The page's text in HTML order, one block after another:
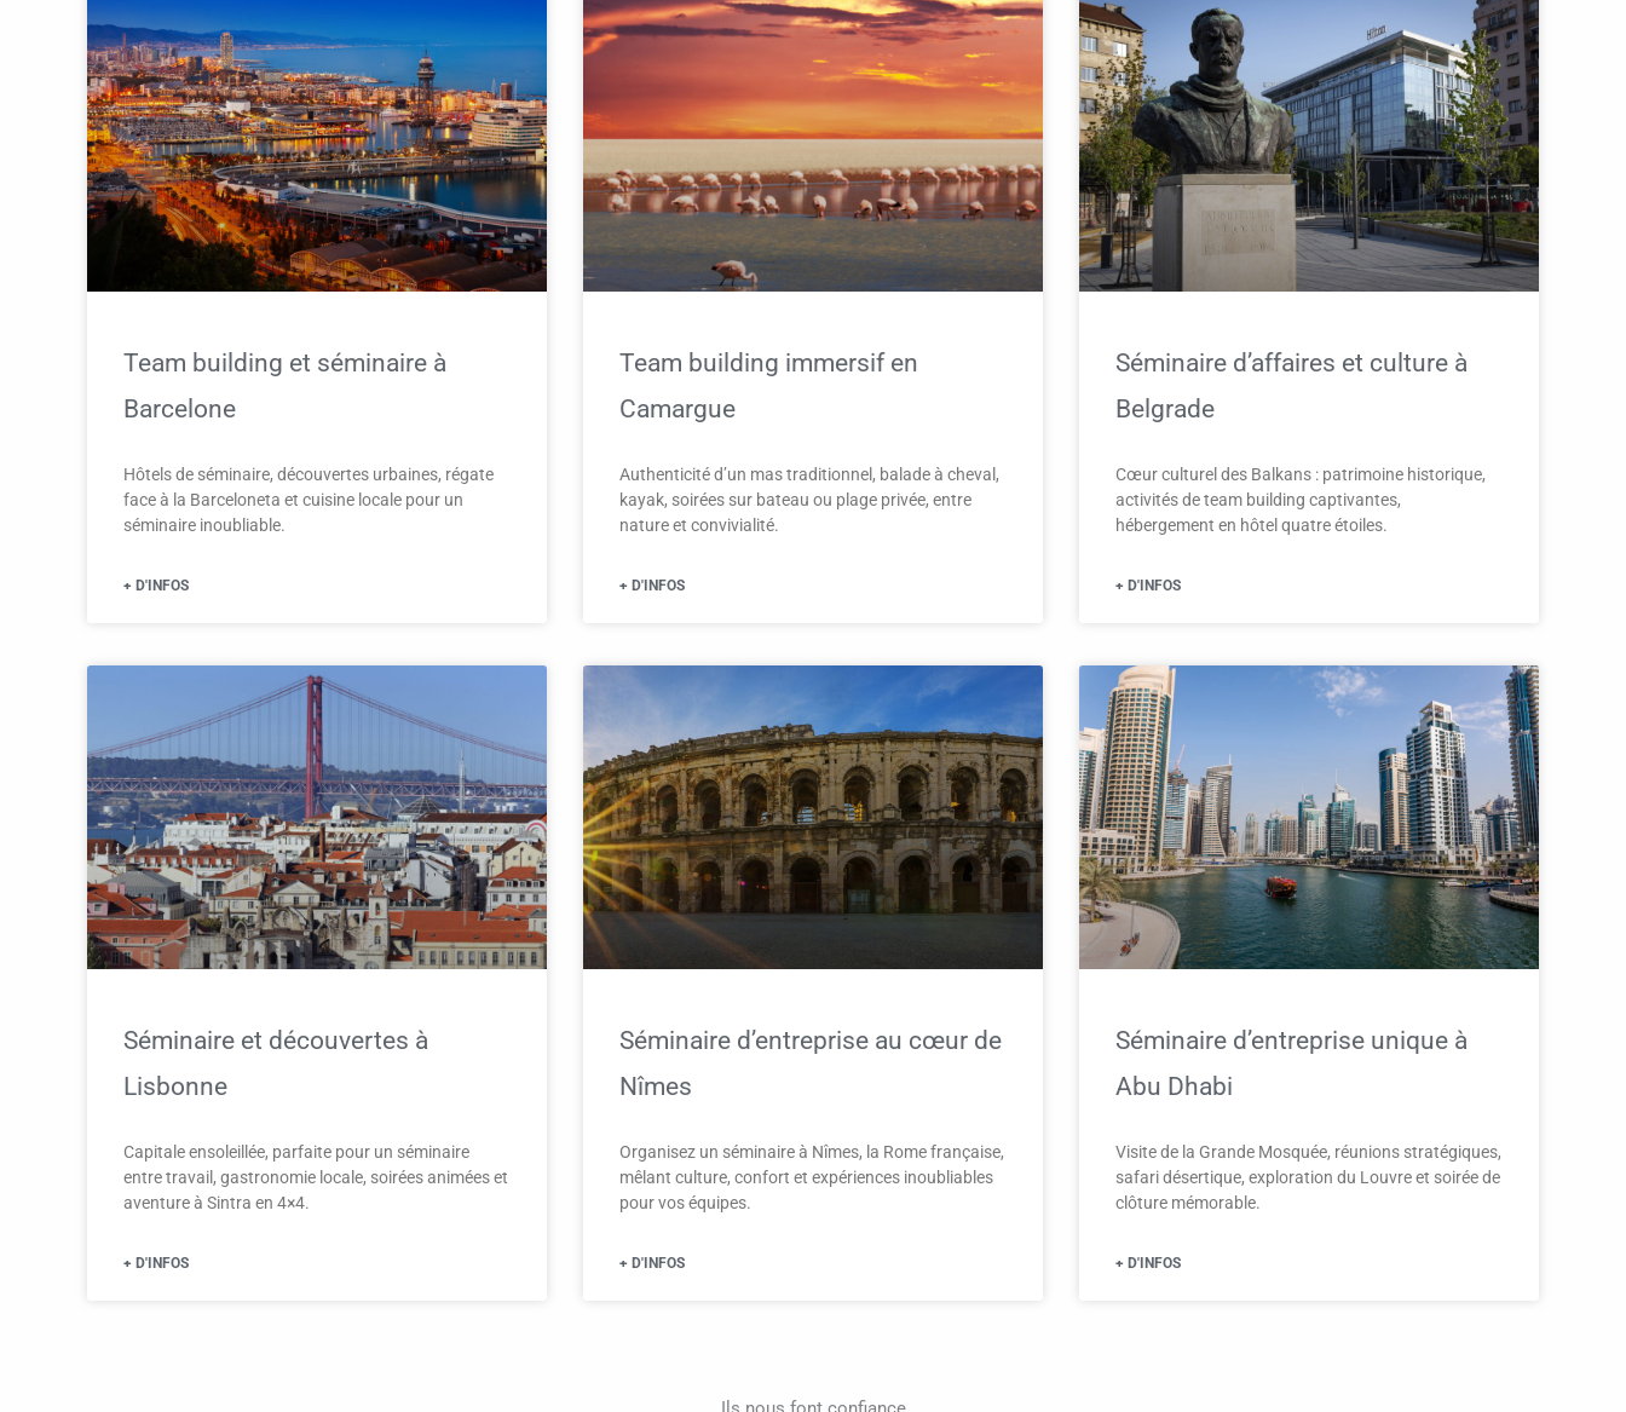
Team building et séminaire à
Barcelone
Hôtels de séminaire, découvertes urbaines, régate
face à la Barceloneta et cuisine locale pour un
séminaire inoubliable.
+ D'INFOS
Team building immersif en
Camargue
Authenticité d’un mas traditionnel, balade à cheval,
kayak, soirées sur bateau ou plage privée, entre
nature et convivialité.
+ D'INFOS
Séminaire d’affaires et culture à
Belgrade
Cœur culturel des Balkans : patrimoine historique,
activités de team building captivantes,
hébergement en hôtel quatre étoiles.
+ D'INFOS
Séminaire et découvertes à
Lisbonne
Capitale ensoleillée, parfaite pour un séminaire
entre travail, gastronomie locale, soirées animées et
aventure à Sintra en 4×4.
+ D'INFOS
Séminaire d’entreprise au cœur de
Nîmes
Organisez un séminaire à Nîmes, la Rome française,
mêlant culture, confort et expériences inoubliables
pour vos équipes.
+ D'INFOS
Séminaire d’entreprise unique à
Abu Dhabi
Visite de la Grande Mosquée, réunions stratégiques,
safari désertique, exploration du Louvre et soirée de
clôture mémorable.
+ D'INFOS